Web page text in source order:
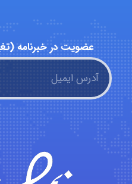
عضویت در خبرنامه